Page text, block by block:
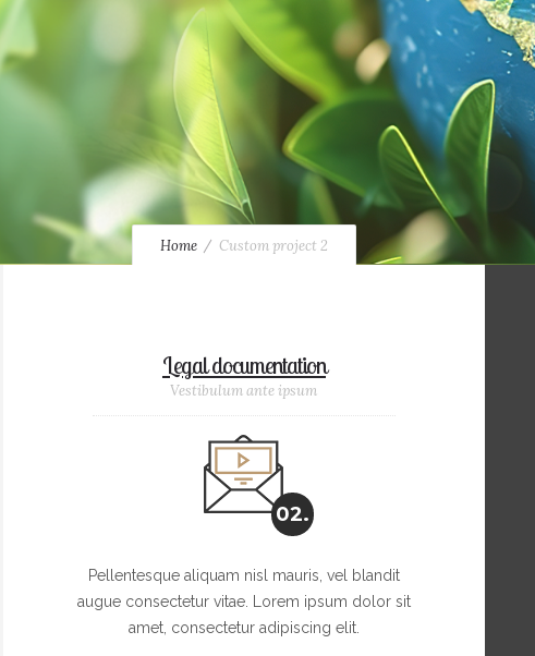
Home Custom project 2
Legal documentation
Vestibulum ante ipsum
02.
Pellentesque aliquam nisl mauris, vel blandit
augue consectetur vitae. Lorem ipsum dolor sit
amet, consectetur adipiscing elit.